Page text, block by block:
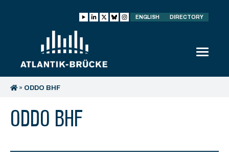
ENGLISH DIRECTORY
» ODDO BHF
ODDO BHF